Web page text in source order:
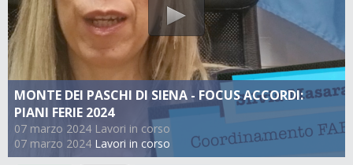
MONTE DEI PASCHI DI SIENA - FOCUS ACCORDI:
PIANI FERIE 2024
07 marzo 2024 Lavori in corso
07 marzo 2024 Lavori in corso